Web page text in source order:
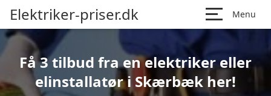
Elektriker-priser.dk Menu
Få 3 tilbud fra en elektriker eller
elinstallatør i Skærbæk her!